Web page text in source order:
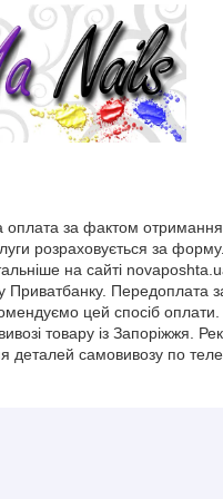
за фактом
розраховується за
на сайті
Приватбанку. Передоплата
цей спосіб
товару із Запоріжжя.
деталей самовивозу по